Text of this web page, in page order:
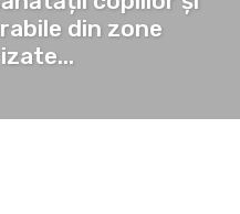
din zone